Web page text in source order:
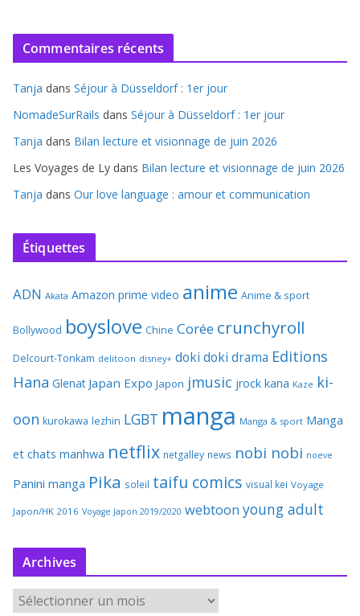
Commentaires récents
Tanja dans Séjour à Düsseldorf : 1er jour
NomadeSurRails dans Séjour à Düsseldorf : 1er jour
Tanja dans Bilan lecture et visionnage de juin 2026
Les Voyages de Ly dans Bilan lecture et visionnage de juin 2026
Tanja dans Our love language : amour et communication
Étiquettes
ADN Akata Amazon prime video anime Anime & sport
Bollywood boyslove Chine Corée crunchyroll
Delcourt-Tonkam delitoon disney+ doki doki drama Editions
Hana Glenat Japan Expo Japon jmusic jrock kana Kaze ki-
oon kurokawa lezhin LGBT manga Manga & sport Manga
et chats manhwa netflix netgalley news nobi nobi noeve
Panini manga Pika soleil taifu comics visual kei Voyage
Japon/HK 2016 Voyage Japon 2019/2020 webtoon young adult
Archives